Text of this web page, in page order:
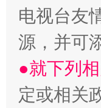
电视台友
源，并可
●就下列
定或相关